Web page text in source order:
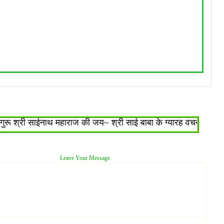
साईनाथ महाराज की जय~ श्री साई बाबा के ग्यारह वचन :
Leave Your Message.